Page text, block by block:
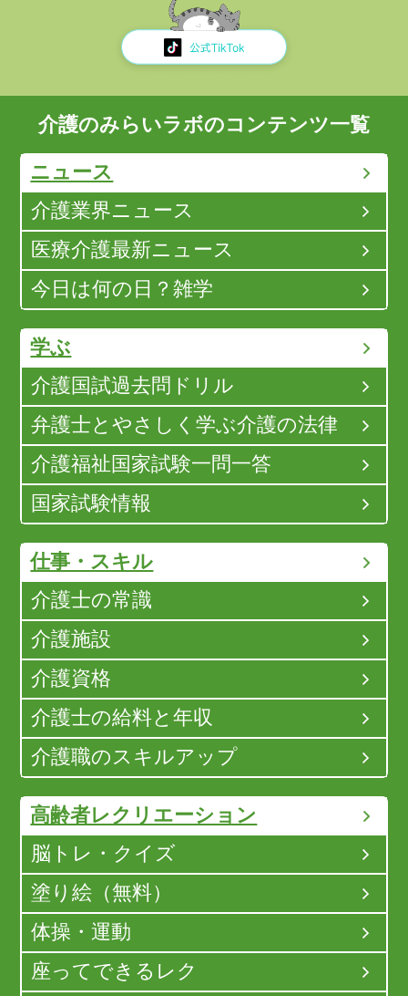
介護のみらいラボのコンテンツ一覧
ニュース
介護業界ニュース
医療介護最新ニュース
今日は何の日？雑学
学ぶ
介護国試過去問ドリル
弁護士とやさしく学ぶ介護の法律
介護福祉国家試験一問一答
国家試験情報
仕事・スキル
介護士の常識
介護施設
介護資格
介護士の給料と年収
介護職のスキルアップ
高齢者レクリエーション
脳トレ・クイズ
塗り絵（無料）
体操・運動
座ってできるレク